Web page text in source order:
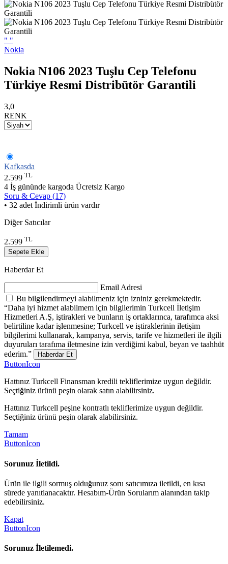
" "
Nokia
Nokia N106 2023 Tuşlu Cep Telefonu
Türkiye Resmi Distribütör Garantili
3,0
RENK
Kafkasda
2.599 TL
4 İş gününde kargoda Ücretsiz Kargo
Soru & Cevap (17)
• 32 adet İndirimli ürün vardır
Diğer Satıcılar
2.599 TL
Sepete Ekle
Haberdar Et
Email Adresi
Bu bilgilendirmeyi alabilmeniz için izniniz gerekmektedir.
“Daha iyi hizmet alabilmem için bilgilerimin Turkcell İletişim
Hizmetleri A.Ş, iştirakleri ve bunların iş ortaklarınca, tarafımca aksi
belirtiline kadar işlenmesine; Turkcell ve iştiraklerinin iletişim
bilgilerimi kullanarak, kampanya, servis, tarife ve hizmetleri ile ilgili
duyuruları tarafıma iletmesine izin verdiğimi kabul, beyan ve taahhüt
ederim.”
Haberdar Et
ButtonIcon
Hattınız Turkcell Finansman kredili tekliflerimize uygun değildir.
Seçtiğiniz ürünü peşin olarak satın alabilirsiniz.
Hattınız Turkcell peşine kontratlı tekliflerimize uygun değildir.
Seçtiğiniz ürünü peşin olarak alabilirsiniz.
Tamam
ButtonIcon
Sorunuz İletildi.
Ürün ile ilgili sormuş olduğunuz soru satıcımıza iletildi, en kısa
sürede yanıtlanacaktır. Hesabım-Ürün Sorularım alanından takip
edebilirsiniz.
Kapat
ButtonIcon
Sorunuz İletilemedi.